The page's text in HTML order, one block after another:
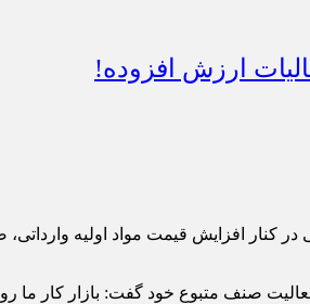
ارزش افزوده!
در کنار افزایش قیمت مواد اولیه
صنف متبوع خود گفت: بازار کار ما